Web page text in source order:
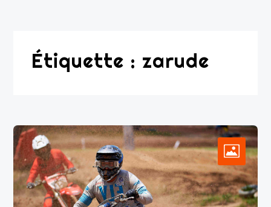
Étiquette : zarude